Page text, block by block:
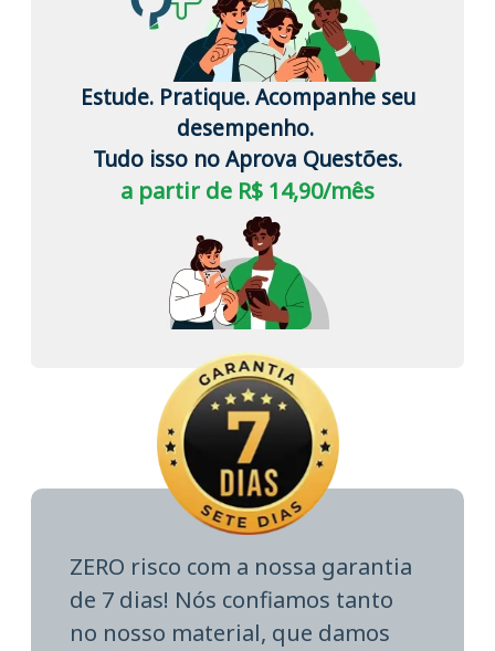
Estude. Pratique. Acompanhe seu
desempenho.
Tudo isso no Aprova Questões.
a partir de R$ 14,90/mês
ZERO risco com a nossa garantia
de 7 dias! Nós confiamos tanto
no nosso material, que damos